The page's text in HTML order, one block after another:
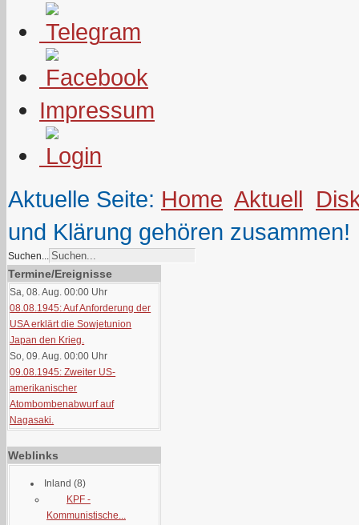
Impressum
Aktuelle Seite: Home Aktuell
und Klärung gehören zusammen!
Suchen...
Termine/Ereignisse
Sa, 08. Aug. 00:00 Uhr
08.08.1945: Auf Anforderung der
USA erklärt die Sowjetunion
Japan den Krieg.
So, 09. Aug. 00:00 Uhr
09.08.1945: Zweiter US-
amerikanischer
Atombombenabwurf auf
Nagasaki.
Weblinks
Inland (8)
KPF -
Kommunistische...